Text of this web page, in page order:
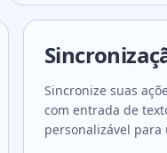
Sincronize suas
com entrada de
personalizável para